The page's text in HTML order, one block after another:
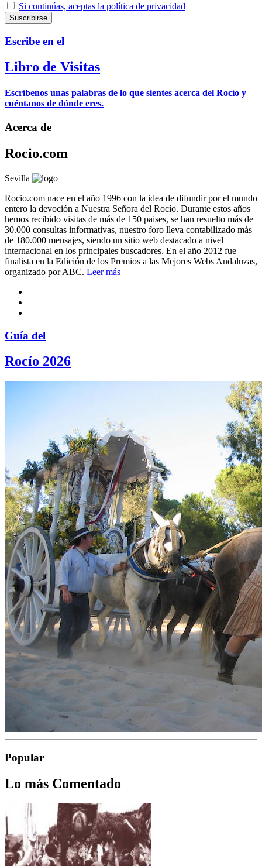
Si continúas, aceptas la política de privacidad
Escribe en el
Libro de Visitas
Escríbenos unas palabras de lo que sientes acerca del Rocío y
cuéntanos de dónde eres.
Acerca de
Rocio.com
Sevilla
Rocio.com nace en el año 1996 con la idea de difundir por el mundo
entero la devoción a Nuestra Señora del Rocío. Durante estos años
hemos recibido visitas de más de 150 paises, se han resuelto más de
30.000 consultas informativas, nuestro foro lleva contabilizado más
de 180.000 mensajes, siendo un sitio web destacado a nivel
internacional en los principales buscadores. En el año 2012 fue
finalista en la Edición de los Premios a las Mejores Webs Andaluzas,
organizado por ABC. Leer más
Guía del
Rocío 2026
Popular
Lo más Comentado